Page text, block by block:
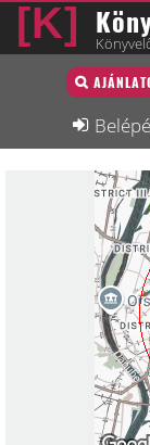
Könyvelő lista
Könyvelési
Képzésnaptár